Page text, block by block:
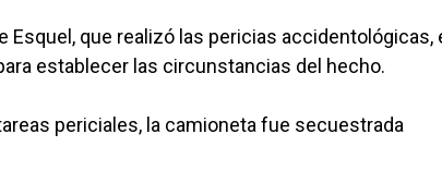
Esquel, que realizó las pericias accidentológicas,
establecer las circunstancias del hecho.
periciales, la camioneta fue secuestrada